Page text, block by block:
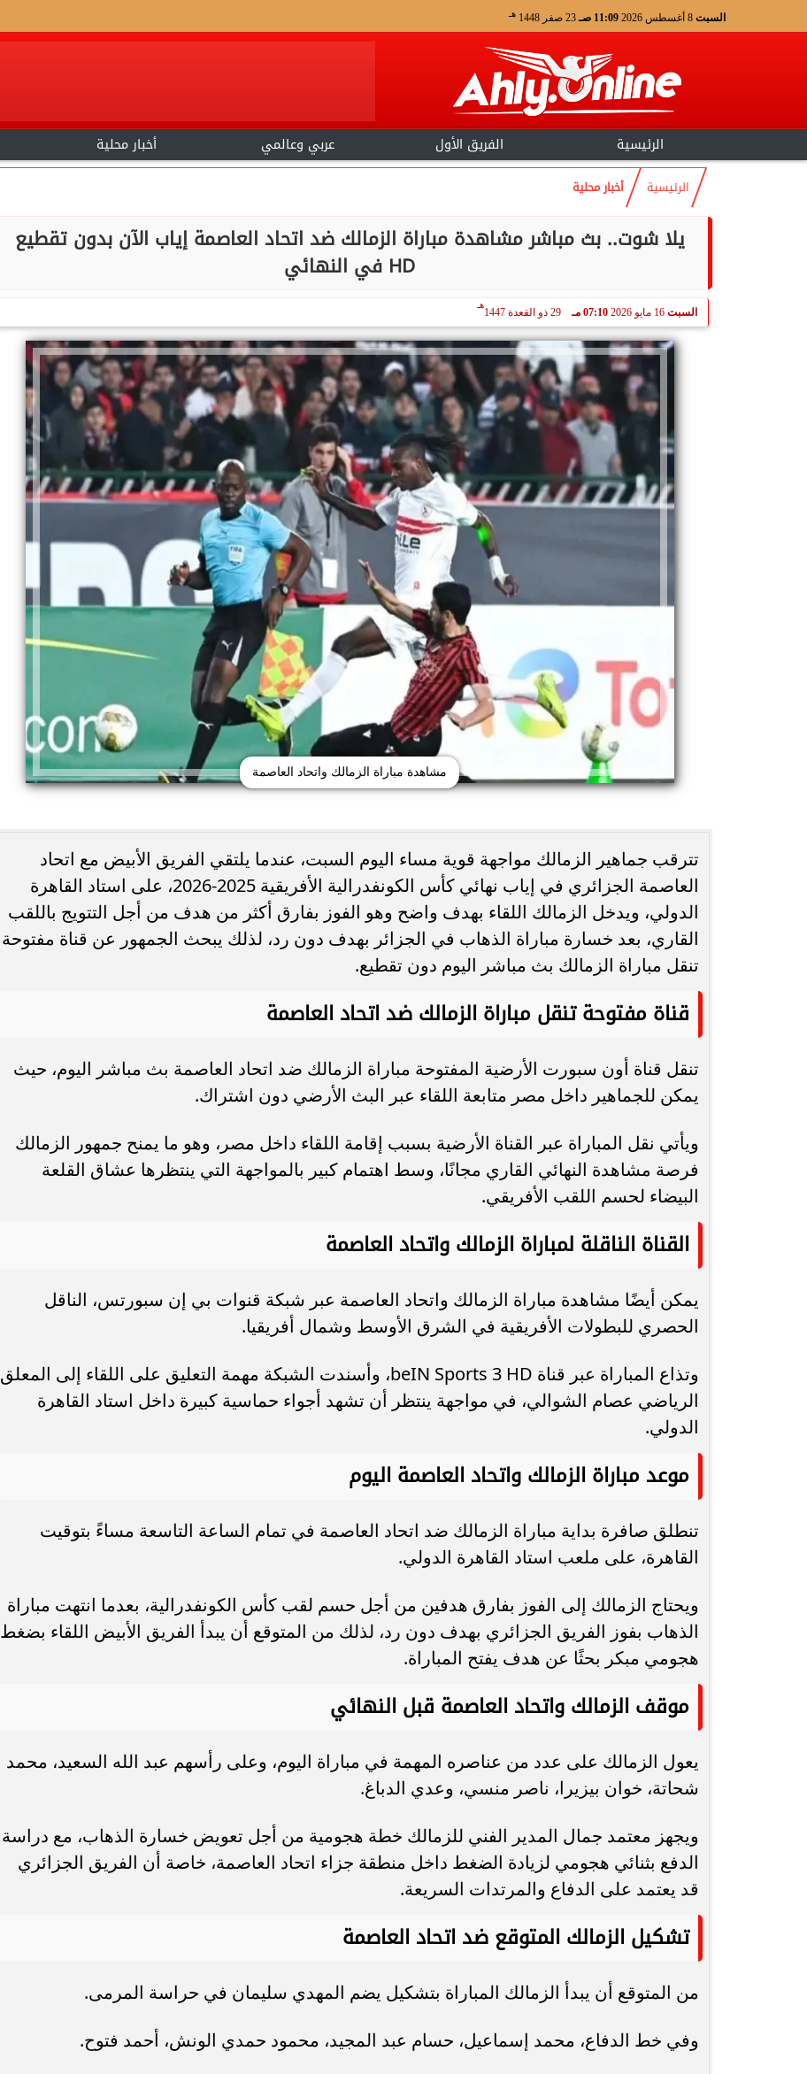
السبت 11:09 صـ 23 صفر 1448 هـ
الرئيسية الفريق الأول عربي وعالمي أخبار محلية
الرئيسية أخبار محلية
يلا شوت.. بث مباشر مشاهدة مباراة الزمالك ضد اتحاد العاصمة إياب الآن بدون تقطيع
HD في النهائي
السبت 16 مايو 2026 07:10 مـ 29 ذو القعدة 1447
هـ
مشاهدة مباراة الزمالك واتحاد العاصمة
تترقب جماهير الزمالك مواجهة قوية مساء اليوم السبت، عندما يلتقي الفريق الأبيض مع اتحاد
العاصمة الجزائري في إياب نهائي كأس الكونفدرالية الأفريقية 2025-2026، على استاد القاهرة
الدولي، ويدخل الزمالك اللقاء بهدف واضح وهو الفوز بفارق أكثر من هدف من أجل التتويج باللقب
القاري، بعد خسارة مباراة الذهاب في الجزائر بهدف دون رد، لذلك يبحث الجمهور عن قناة مفتوحة
تنقل مباراة الزمالك بث مباشر اليوم دون تقطيع.
قناة مفتوحة تنقل مباراة الزمالك ضد اتحاد العاصمة
تنقل قناة أون سبورت الأرضية المفتوحة مباراة الزمالك ضد اتحاد العاصمة بث مباشر اليوم، حيث
يمكن للجماهير داخل مصر متابعة اللقاء عبر البث الأرضي دون اشتراك.
ويأتي نقل المباراة عبر القناة الأرضية بسبب إقامة اللقاء داخل مصر، وهو ما يمنح جمهور الزمالك
فرصة مشاهدة النهائي القاري مجانًا، وسط اهتمام كبير بالمواجهة التي ينتظرها عشاق القلعة
البيضاء لحسم اللقب الأفريقي.
القناة الناقلة لمباراة الزمالك واتحاد العاصمة
يمكن أيضًا مشاهدة مباراة الزمالك واتحاد العاصمة عبر شبكة قنوات بي إن سبورتس، الناقل
الحصري للبطولات الأفريقية في الشرق الأوسط وشمال أفريقيا.
وتذاع المباراة عبر قناة beIN Sports 3 HD، وأسندت الشبكة مهمة التعليق على اللقاء إلى المعلق
الرياضي عصام الشوالي، في مواجهة ينتظر أن تشهد أجواء حماسية كبيرة داخل استاد القاهرة
الدولي.
موعد مباراة الزمالك واتحاد العاصمة اليوم
تنطلق صافرة بداية مباراة الزمالك ضد اتحاد العاصمة في تمام الساعة التاسعة مساءً بتوقيت
القاهرة، على ملعب استاد القاهرة الدولي.
ويحتاج الزمالك إلى الفوز بفارق هدفين من أجل حسم لقب كأس الكونفدرالية، بعدما انتهت مباراة
الذهاب بفوز الفريق الجزائري بهدف دون رد، لذلك من المتوقع أن يبدأ الفريق الأبيض اللقاء بضغط
هجومي مبكر بحثًا عن هدف يفتح المباراة.
موقف الزمالك واتحاد العاصمة قبل النهائي
يعول الزمالك على عدد من عناصره المهمة في مباراة اليوم، وعلى رأسهم عبد الله السعيد، محمد
شحاتة، خوان بيزيرا، ناصر منسي، وعدي الدباغ.
ويجهز معتمد جمال المدير الفني للزمالك خطة هجومية من أجل تعويض خسارة الذهاب، مع دراسة
الدفع بثنائي هجومي لزيادة الضغط داخل منطقة جزاء اتحاد العاصمة، خاصة أن الفريق الجزائري
قد يعتمد على الدفاع والمرتدات السريعة.
تشكيل الزمالك المتوقع ضد اتحاد العاصمة
من المتوقع أن يبدأ الزمالك المباراة بتشكيل يضم المهدي سليمان في حراسة المرمى.
وفي خط الدفاع، محمد إسماعيل، حسام عبد المجيد، محمود حمدي الونش، أحمد فتوح.
انغام تختار جدة محطة اولى لتدشين
البومها
مصر تكتب التاريخ.. فريق “حلم” يفوز بكأس
بطولة Genuine Cup العالمية لكرة...
أوبو تطلق سلسلة رينو 16 في المملكة
العربية السعودية بتصميم لافت وقدرات...